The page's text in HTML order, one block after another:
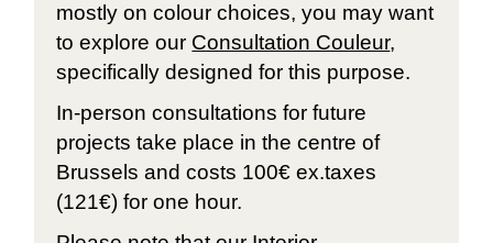
mostly on colour choices, you may want
to explore our Consultation Couleur,
specifically designed for this purpose.
In-person consultations for future
projects take place in the centre of
Brussels and costs 100€ ex.taxes
(121€) for one hour.